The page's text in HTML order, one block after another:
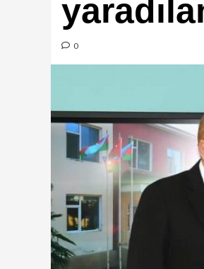
0